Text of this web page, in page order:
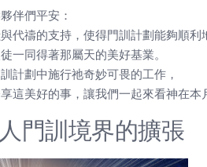
伴們平安：
代禱的支持，使得門訓計劃能夠順利
一同得著那屬天的美好基業。
計劃中施行祂奇妙可畏的工作，
這美好的事，讓我們一起來看神在本
門訓境界的擴張